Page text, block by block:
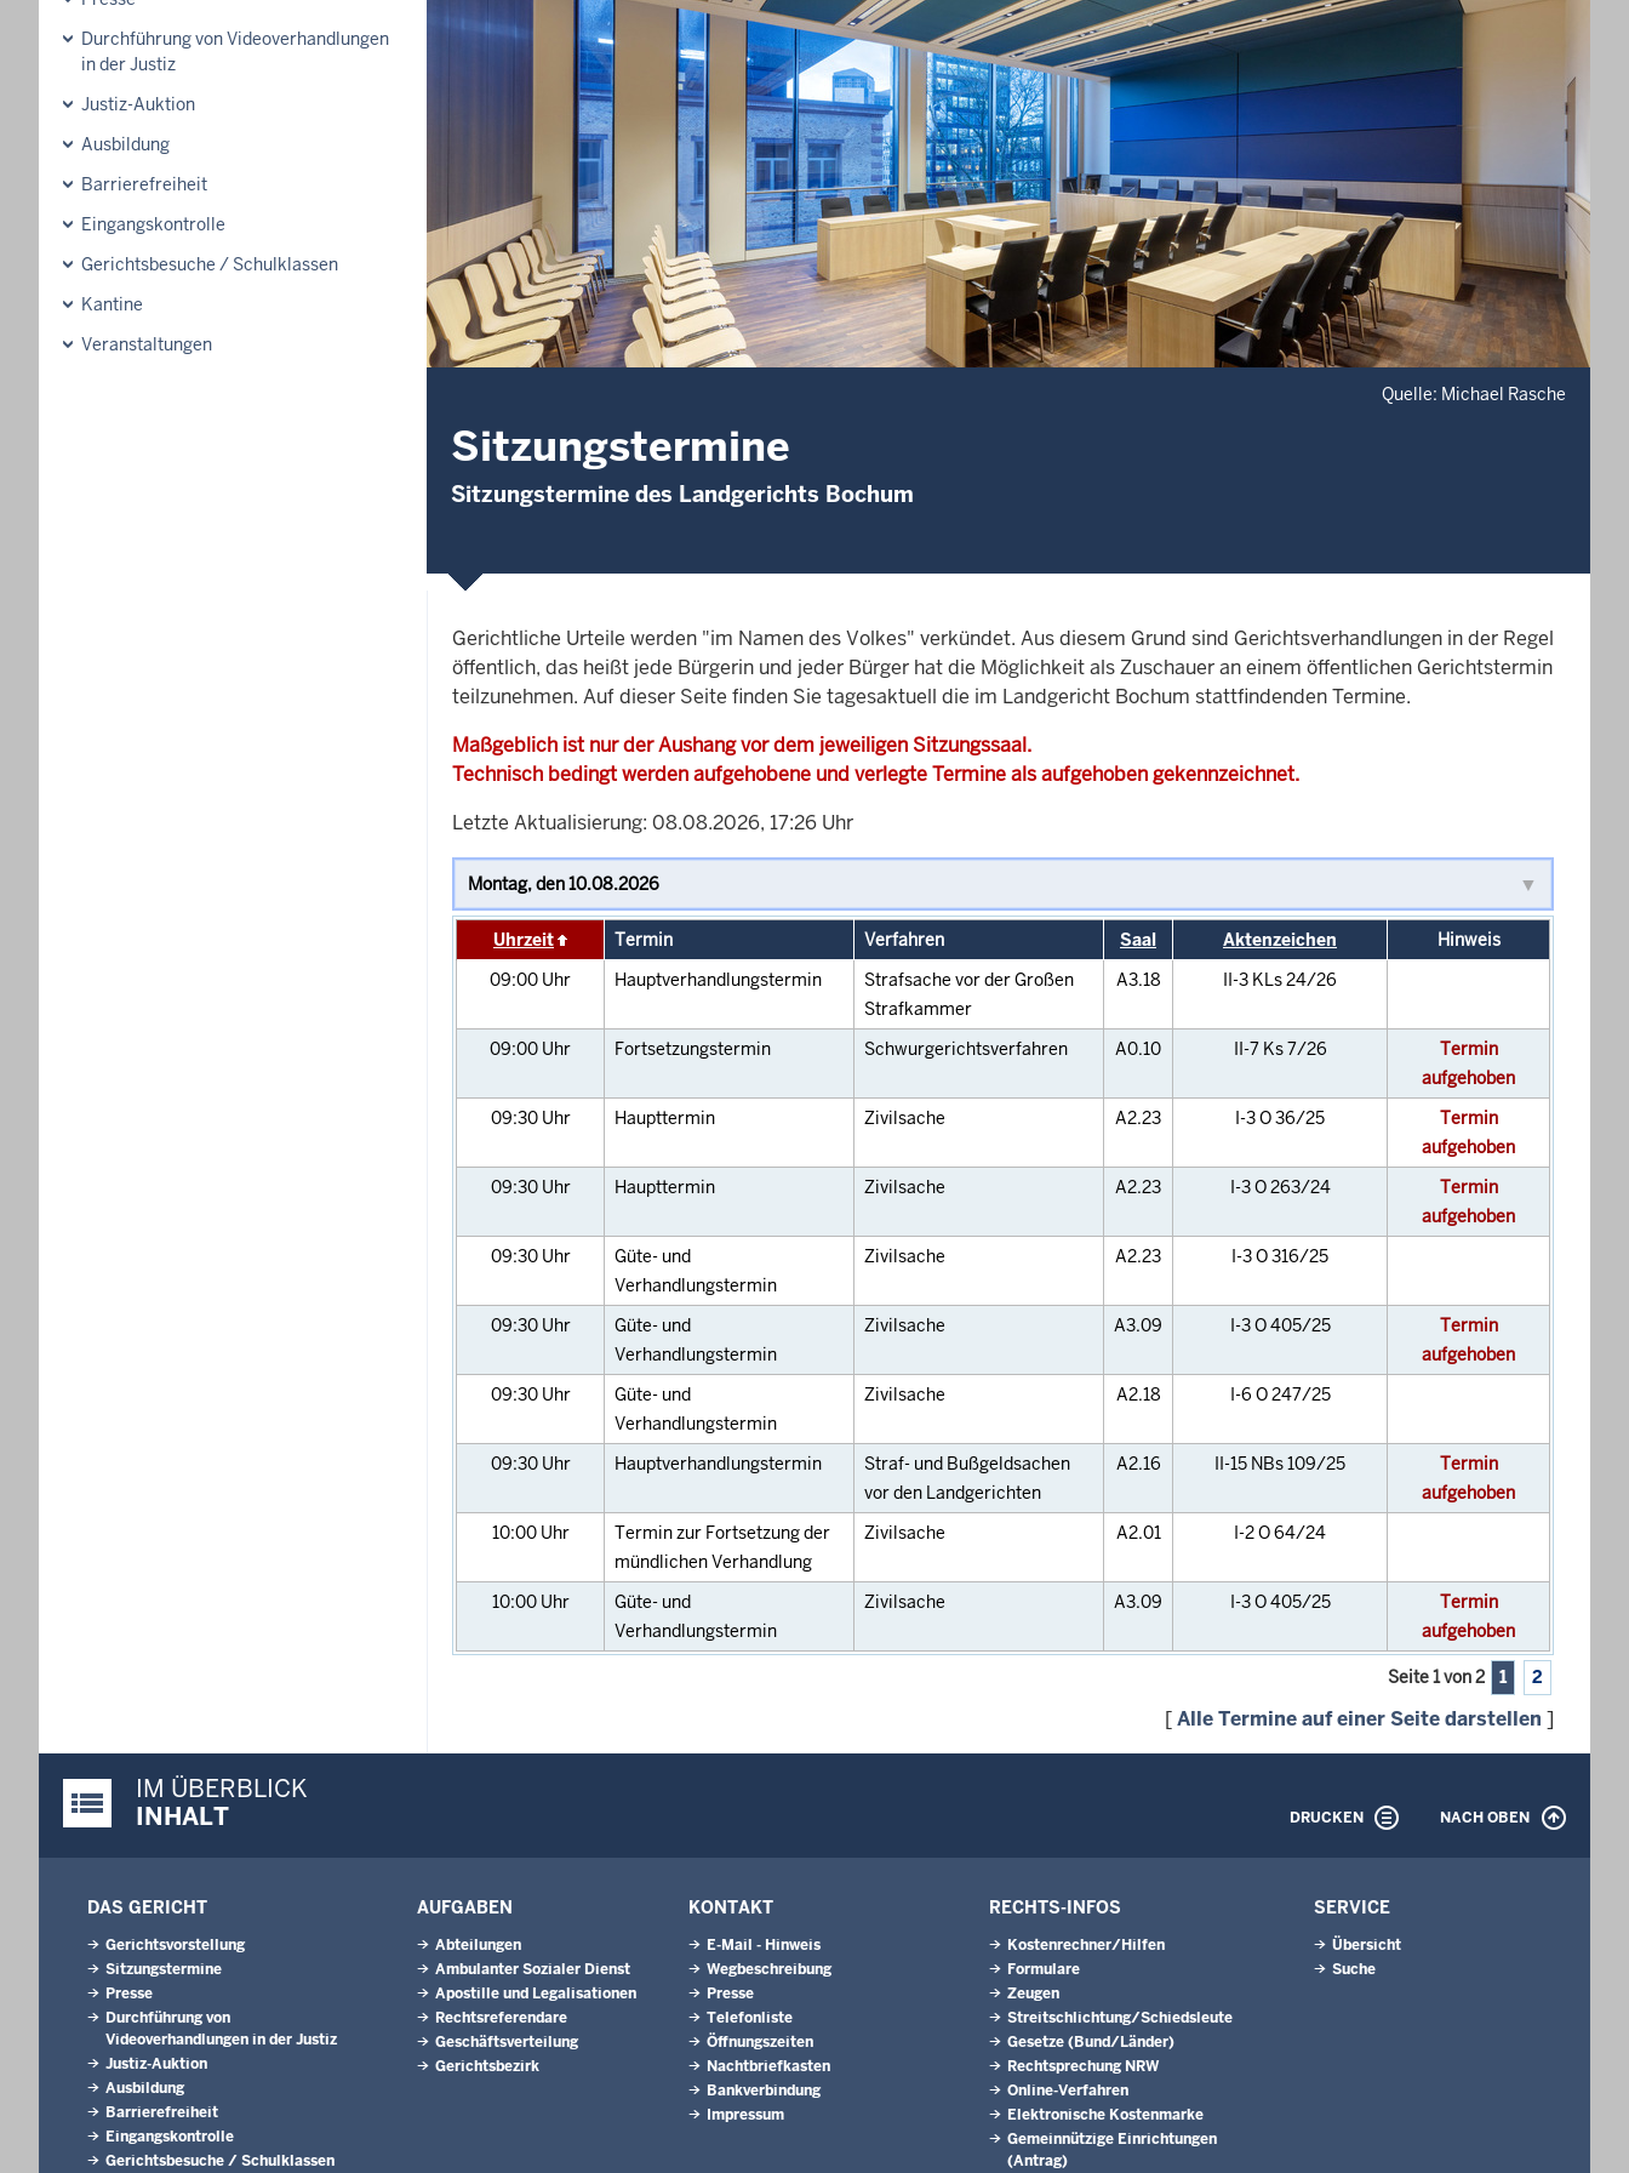
Durchführung von Videoverhandlungen
in der Justiz
Justiz-Auktion
Ausbildung
Barrierefreiheit
Eingangskontrolle
Gerichtsbesuche / Schulklassen
Kantine
Veranstaltungen
Quelle: Michael Rasche
Sitzungstermine
Sitzungstermine des Landgerichts Bochum
Gerichtliche Urteile werden "im Namen des Volkes" verkündet. Aus diesem Grund sind Gerichtsverhandlungen in der Regel
öffentlich, das heißt jede Bürgerin und jeder Bürger hat die Möglichkeit als Zuschauer an einem öffentlichen Gerichtstermin
teilzunehmen. Auf dieser Seite finden Sie tagesaktuell die im Landgericht Bochum stattfindenden Termine.
Maßgeblich ist nur der Aushang vor dem jeweiligen Sitzungssaal.
Technisch bedingt werden aufgehobene und verlegte Termine als aufgehoben gekennzeichnet.
Letzte Aktualisierung: 08.08.2026, 17:26 Uhr
Uhrzeit Termin Verfahren Saal Aktenzeichen
Hinweis
09:00 Uhr Hauptverhandlungstermin
Strafsache vor der Großen
Strafkammer
A3.18 II-3 KLs 24/26
09:00 Uhr Fortsetzungstermin Schwurgerichtsverfahren A0.10 II-7 Ks 7/26
Termin
aufgehoben
09:30 Uhr Haupttermin Zivilsache A2.23 I-3 O 36/25
Termin
aufgehoben
09:30 Uhr Haupttermin Zivilsache A2.23 I-3 O 263/24
Termin
aufgehoben
09:30 Uhr
Güte- und
Verhandlungstermin
Zivilsache A2.23 I-3 O 316/25
09:30 Uhr
Güte- und
Verhandlungstermin
Zivilsache A3.09 I-3 O 405/25
Termin
aufgehoben
09:30 Uhr
Güte- und
Verhandlungstermin
Zivilsache A2.18 I-6 O 247/25
09:30 Uhr Hauptverhandlungstermin
Straf- und Bußgeldsachen
vor den Landgerichten
A2.16 II-15 NBs 109/25
Termin
aufgehoben
10:00 Uhr
Termin zur Fortsetzung der
mündlichen Verhandlung
Zivilsache A2.01 I-2 O 64/24
10:00 Uhr
Güte- und
Verhandlungstermin
Zivilsache A3.09 I-3 O 405/25
Termin
aufgehoben
Seite 1 von 2 1 2
[Alle Termine auf einer Seite darstellen ]
Justiz-Portal im Überblick:
IM ÜBERBLICK
INHALT
DRUCKEN NACH OBEN
DAS GERICHT
Gerichtsvorstellung
Sitzungstermine
Presse
Durchführung von
Videoverhandlungen in der Justiz
Justiz-Auktion
Ausbildung
Barrierefreiheit
Eingangskontrolle
Gerichtsbesuche / Schulklassen
AUFGABEN
Abteilungen
Ambulanter Sozialer Dienst
Apostille und Legalisationen
Rechtsreferendare
Geschäftsverteilung
Gerichtsbezirk
KONTAKT
E-Mail - Hinweis
Wegbeschreibung
Presse
Telefonliste
Öffnungszeiten
Nachtbriefkasten
Bankverbindung
Impressum
RECHTS-INFOS
Kostenrechner/Hilfen
Formulare
Zeugen
Streitschlichtung/Schiedsleute
Gesetze (Bund/Länder)
Rechtsprechung NRW
Online-Verfahren
Elektronische Kostenmarke
Gemeinnützige Einrichtungen
(Antrag)
SERVICE
Übersicht
Suche